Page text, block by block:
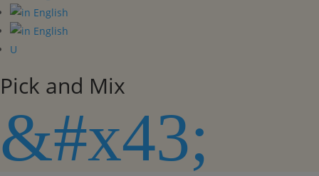
U
Pick and Mix
&#x43;